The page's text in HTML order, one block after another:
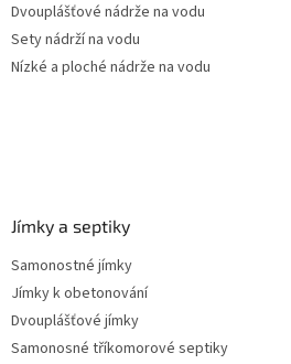
Dvouplášťové nádrže na vodu
Sety nádrží na vodu
Nízké a ploché nádrže na vodu
Jímky a septiky
Samonostné jímky
Jímky k obetonování
Dvouplášťové jímky
Samonosné tříkomorové septiky